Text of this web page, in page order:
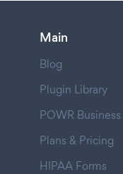
Main
Blog
Plugin Library
POWR Business
Plans & Pricing
HIPAA Forms